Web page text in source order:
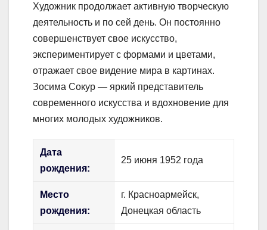
Художник продолжает активную творческую
деятельность и по сей день. Он постоянно
совершенствует свое искусство,
экспериментирует с формами и цветами,
отражает свое видение мира в картинах.
Зосима Сокур — яркий представитель
современного искусства и вдохновение для
многих молодых художников.
Дата
рождения:
25 июня 1952 года
Место
рождения:
г. Красноармейск,
Донецкая область